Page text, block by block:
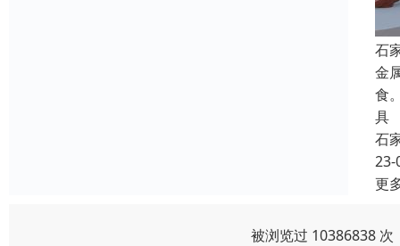
石
金
食
具
石
23-
更
被浏览过 10386838